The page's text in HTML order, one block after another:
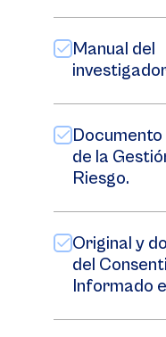
Manual del
Documento
de la
Riesgo.
Original y
del
Informado